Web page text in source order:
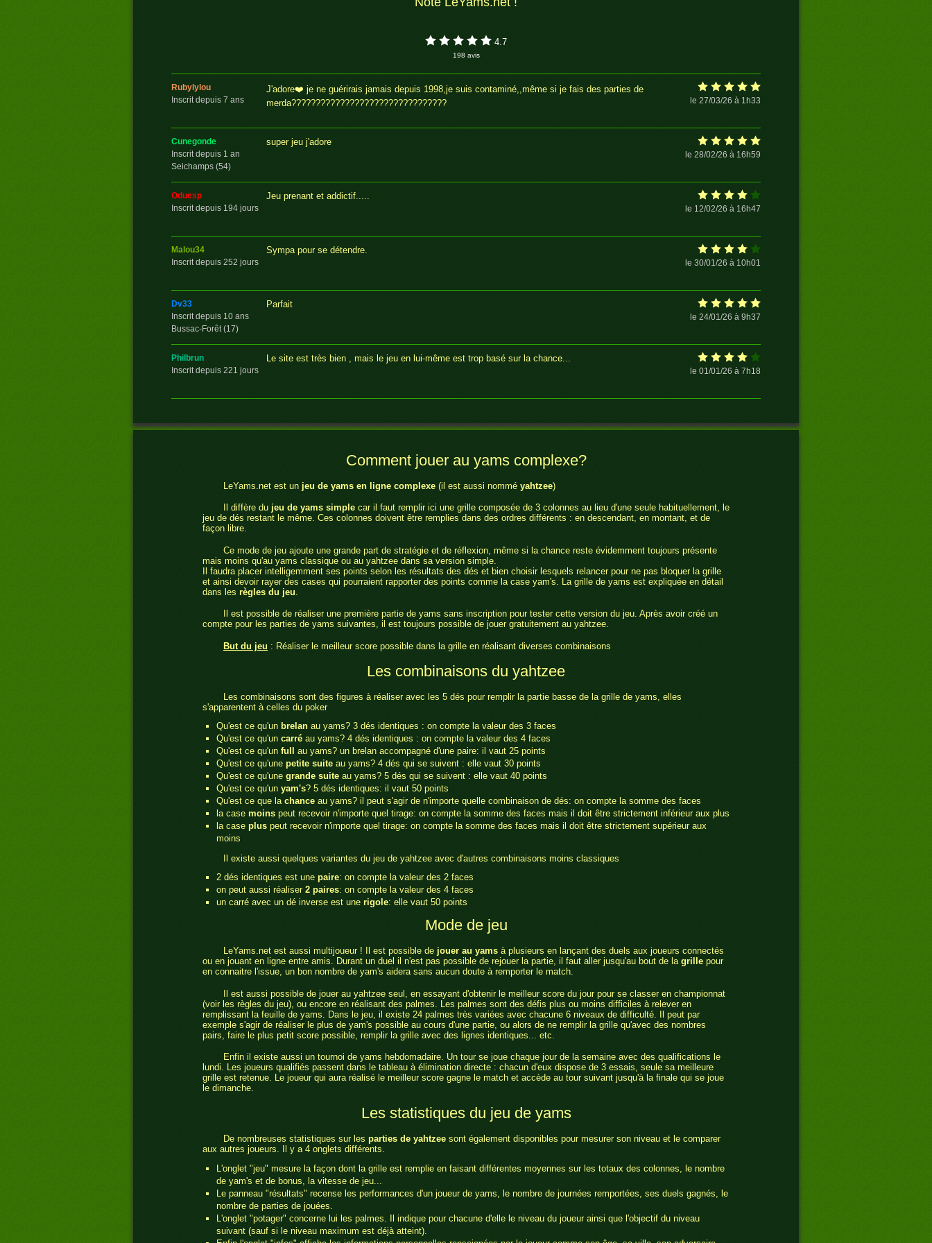
de yahtzee yahtzee et
4.7
198 avis
rubylylou
Inscrit depuis 7 ans
J'adore❤️ je ne guérirais jamais depuis 1998,je suis contaminé,,même si je fais des parties de
merda????????????????????????????????
le 27/03/26 à 1h33
cunegonde
Inscrit depuis 1 an
Seichamps (54)
super jeu j'adore
le 28/02/26 à 16h59
oduesp
Inscrit depuis 194 jours
Jeu prenant et addictif.....
le 12/02/26 à 16h47
malou34
Inscrit depuis 252 jours
Sympa pour se détendre.
le 30/01/26 à 10h01
dv33
Inscrit depuis 10 ans
Bussac-Forêt (17)
Parfait
le 24/01/26 à 9h37
philbrun
Inscrit depuis 221 jours
Le site est très bien , mais le jeu en lui-même est trop basé sur la chance...
le 01/01/26 à 7h18
Inscrit depuis 4 ans
Ce jeu est génial ...et totalement addictif !
le 16/12/25 à 10h09
tirages vraiment pas aléatoires
Inscrit depuis 14 ans
Le gue de velluire (85)
ce jeu est pour mon baton de vieillesse inscrit depuis13 ans merci
maman47
Inscrit depuis 14 ans
J'adore ce jeu!
le 04/06/25 à 1h30
Comment jouer au yams complexe?
LeYams.net est un jeu de yams en ligne complexe (il est aussi nommé yahtzee)
Il diffère du jeu de yams simple car il faut remplir ici une grille composée de 3 colonnes au lieu d'une seule habituellement, le
jeu de dés restant le même. Ces colonnes doivent être remplies dans des ordres différents : en descendant, en montant, et de
façon libre.
Ce mode de jeu ajoute une grande part de stratégie et de réflexion, même si la chance reste évidemment toujours présente
mais moins qu'au yams classique ou au yahtzee dans sa version simple.
Il faudra placer intelligemment ses points selon les résultats des dés et bien choisir lesquels relancer pour ne pas bloquer la grille
et ainsi devoir rayer des cases qui pourraient rapporter des points comme la case yam's. La grille de yams est expliquée en détail
dans les règles du jeu
Il est possible de réaliser une première partie de yams sans inscription pour tester cette version du jeu. Après avoir créé un
compte pour les parties de yams suivantes, il est toujours possible de jouer gratuitement au yahtzee.
But du jeu : Réaliser le meilleur score possible dans la grille en réalisant diverses combinaisons
Les combinaisons du yahtzee
Les combinaisons sont des figures à réaliser avec les 5 dés pour remplir la partie basse de la grille de yams, elles
s'apparentent à celles du poker
Qu'est ce qu'un brelanau yams? 3 dés identiques : on compte la valeur des 3 faces
Qu'est ce qu'un carréau yams? 4 dés identiques : on compte la valeur des 4 faces
Qu'est ce qu'un full
au yams? un brelan accompagné d'une paire: il vaut 25 points
Qu'est ce qu'une petite suiteau yams? 4 dés qui se suivent : elle vaut 30 points
Qu'est ce qu'une grande suiteau yams? 5 dés qui se suivent : elle vaut 40 points
Qu'est ce qu'un yam's? 5 dés identiques: il vaut 50 points
Qu'est ce que la chanceau yams? il peut s'agir de n'importe quelle combinaison de dés: on compte la somme des faces
la case moinspeut recevoir n'importe quel tirage: on compte la somme des faces mais il doit être strictement inférieur aux plus
la case pluspeut recevoir n'importe quel tirage: on compte la somme des faces mais il doit être strictement supérieur aux
moins
Il existe aussi quelques variantes du jeu de yahtzee avec d'autres combinaisons moins classiques
2 dés identiques est une paire: on compte la valeur des 2 faces
on peut aussi réaliser 2 paires: on compte la valeur des 4 faces
un carré avec un dé inverse est une rigole: elle vaut 50 points
Mode de jeu
LeYams.net est aussi multijoueur ! Il est possible de jouer au yams à plusieurs en lançant des duels aux joueurs connectés
ou en jouant en ligne entre amis. Durant un duel il n'est pas possible de rejouer la partie, il faut aller jusqu'au bout de la grille pour
en connaitre l'issue, un bon nombre de yam's aidera sans aucun doute à remporter le match.
Il est aussi possible de jouer au yahtzee seul, en essayant d'obtenir le meilleur score du jour pour se classer en championnat
(voir les règles du jeu), ou encore en réalisant des palmes. Les palmes sont des défis plus ou moins difficiles à relever en
remplissant la feuille de yams. Dans le jeu, il existe 24 palmes très variées avec chacune 6 niveaux de difficulté. Il peut par
exemple s'agir de réaliser le plus de yam's possible au cours d'une partie, ou alors de ne remplir la grille qu'avec des nombres
pairs, faire le plus petit score possible, remplir la grille avec des lignes identiques... etc.
Enfin il existe aussi un tournoi de yams hebdomadaire. Un tour se joue chaque jour de la semaine avec des qualifications le
lundi. Les joueurs qualifiés passent dans le tableau à élimination directe : chacun d'eux dispose de 3 essais, seule sa meilleure
grille est retenue. Le joueur qui aura réalisé le meilleur score gagne le match et accède au tour suivant jusqu'à la finale qui se joue
le dimanche.
Les statistiques du jeu de yams
De nombreuses statistiques sur les parties de yahtzee sont également disponibles pour mesurer son niveau et le comparer
aux autres joueurs. Il y a 4 onglets différents.
L'onglet "jeu" mesure la façon dont la grille est remplie en faisant différentes moyennes sur les totaux des colonnes, le nombre
de yam's et de bonus, la vitesse de jeu...
Le panneau "résultats" recense les performances d'un joueur de yams, le nombre de journées remportées, ses duels gagnés, le
nombre de parties de jouées.
L'onglet "potager" concerne lui les palmes. Il indique pour chacune d'elle le niveau du joueur ainsi que l'objectif du niveau
suivant (sauf si le niveau maximum est déjà atteint).